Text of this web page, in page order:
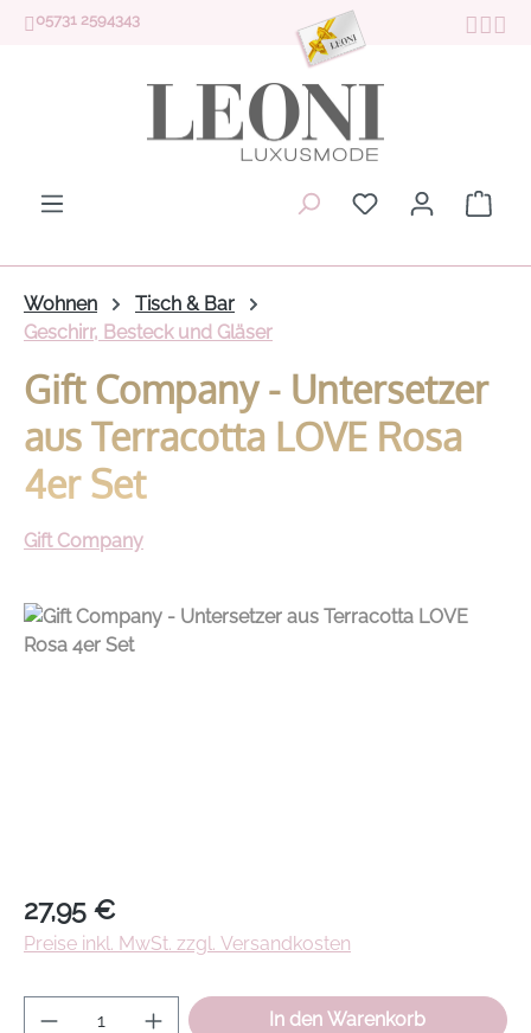
Zum Hauptinhalt springen
05731 2594343
Du hast 0
Wohnen
Tisch & Bar
Geschirr, Besteck und Gläser
Gift Company - Untersetzer
aus Terracotta LOVE Rosa
4er Set
Gift Company
Regulärer Preis:
27,95 €
Preise inkl. MwSt. zzgl. Versandkosten
Produkt Anzahl: Gib den gewünschten
In den Warenkorb